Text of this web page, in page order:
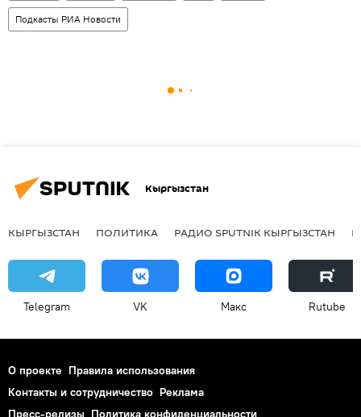
Подкасты РИА Новости
Кыргызстан
КЫРГЫЗСТАН ПОЛИТИКА РАДИО SPUTNIK КЫРГЫЗСТАН
Telegram VK Макс Rutube
О проекте Правила использования
Контакты и сотрудничество Реклама
Пресс-релизы Политика конфиденциальности